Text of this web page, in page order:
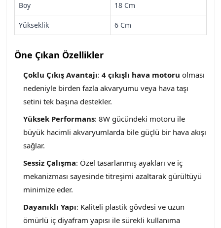
Boy 18 Cm
Yükseklik 6 Cm
Öne Çıkan Özellikler
Çoklu Çıkış Avantajı: 4 çıkışlı hava motoru olması
nedeniyle birden fazla akvaryumu veya hava taşı
setini tek başına destekler.
Yüksek Performans: 8W gücündeki motoru ile
büyük hacimli akvaryumlarda bile güçlü bir hava akışı
sağlar.
Sessiz Çalışma: Özel tasarlanmış ayakları ve iç
mekanizması sayesinde titreşimi azaltarak gürültüyü
minimize eder.
Dayanıklı Yapı: Kaliteli plastik gövdesi ve uzun
ömürlü iç diyafram yapısı ile sürekli kullanıma